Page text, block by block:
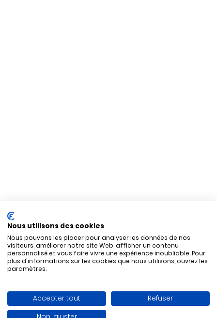
Nous utilisons des cookies
Nous pouvons les placer pour analyser les données de nos
visiteurs, améliorer notre site Web, afficher un contenu
personnalisé et vous faire vivre une expérience inoubliable. Pour
plus d'informations sur les cookies que nous utilisons, ouvrez les
paramètres.
Accepter tout
Refuser